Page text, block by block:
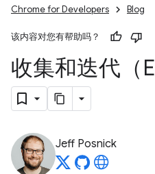
Chrome for Developers Blog
该内容对您有帮助吗？
收集和迭代（
Jeff Posnick